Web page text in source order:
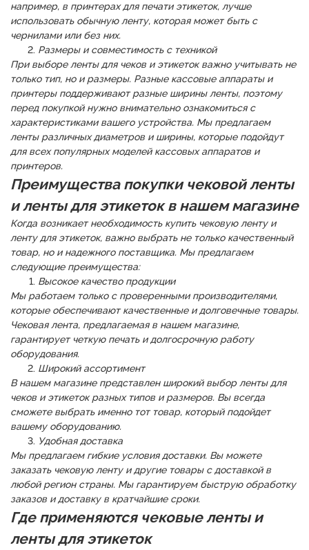
например, в принтерах для печати этикеток, лучше
использовать обычную ленту, которая может быть с
чернилами или без них.
Размеры и совместимость с техникой
При выборе ленты для чеков и этикеток важно учитывать не
только тип, но и размеры. Разные кассовые аппараты и
принтеры поддерживают разные ширины ленты, поэтому
перед покупкой нужно внимательно ознакомиться с
характеристиками вашего устройства. Мы предлагаем
ленты различных диаметров и ширины, которые подойдут
для всех популярных моделей кассовых аппаратов и
принтеров.
Преимущества покупки чековой ленты
и ленты для этикеток в нашем магазине
Когда возникает необходимость купить чековую ленту и
ленту для этикеток, важно выбрать не только качественный
товар, но и надежного поставщика. Мы предлагаем
следующие преимущества:
Высокое качество продукции
Мы работаем только с проверенными производителями,
которые обеспечивают качественные и долговечные товары.
Чековая лента, предлагаемая в нашем магазине,
гарантирует четкую печать и долгосрочную работу
оборудования.
Широкий ассортимент
В нашем магазине представлен широкий выбор ленты для
чеков и этикеток разных типов и размеров. Вы всегда
сможете выбрать именно тот товар, который подойдет
вашему оборудованию.
Удобная доставка
Мы предлагаем гибкие условия доставки. Вы можете
заказать чековую ленту и другие товары с доставкой в
любой регион страны. Мы гарантируем быструю обработку
заказов и доставку в кратчайшие сроки.
Где применяются чековые ленты и
ленты для этикеток